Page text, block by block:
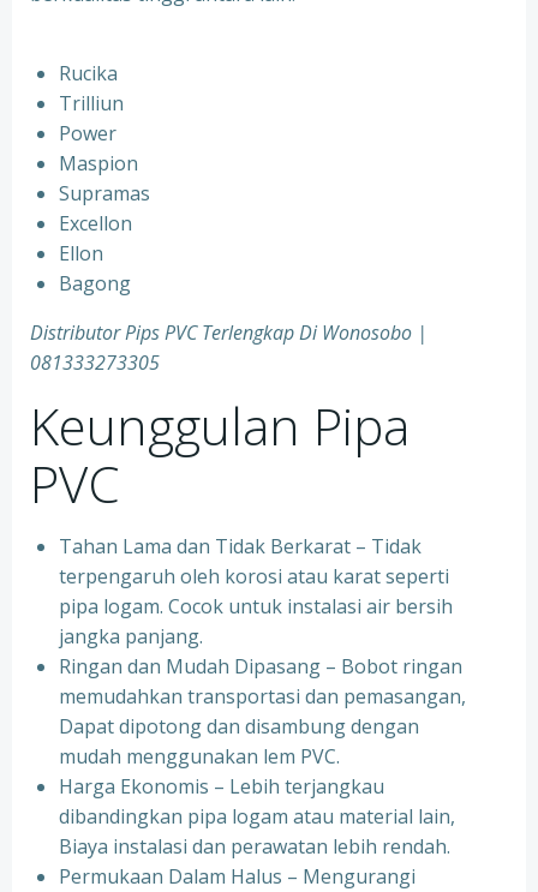
Rucika
Trilliun
Power
Maspion
Supramas
Excellon
Ellon
Bagong
Distributor Pips PVC Terlengkap Di Wonosobo |
081333273305
Keunggulan Pipa
PVC
Tahan Lama dan Tidak Berkarat – Tidak
terpengaruh oleh korosi atau karat seperti
pipa logam. Cocok untuk instalasi air bersih
jangka panjang.
Ringan dan Mudah Dipasang – Bobot ringan
memudahkan transportasi dan pemasangan,
Dapat dipotong dan disambung dengan
mudah menggunakan lem PVC.
Harga Ekonomis – Lebih terjangkau
dibandingkan pipa logam atau material lain,
Biaya instalasi dan perawatan lebih rendah.
Permukaan Dalam Halus – Mengurangi